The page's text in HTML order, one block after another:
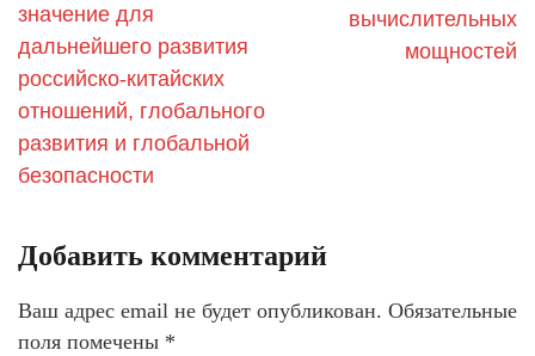
значение для
дальнейшего развития
российско-китайских
отношений, глобального
развития и глобальной
безопасности
вычислительных
мощностей
Добавить комментарий
Ваш адрес email не будет опубликован. Обязательные
поля помечены *